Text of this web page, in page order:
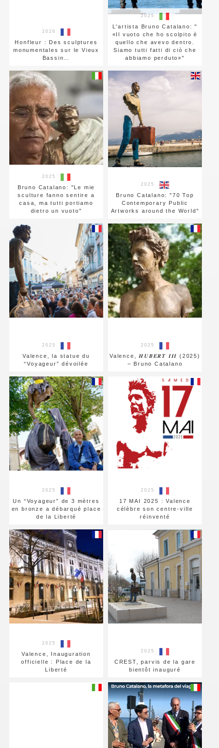
2026
Honfleur : Des sculptures
monumentales sur le Vieux
Bassin…
2025
L'artista Bruno Catalano: "
«Il vuoto che ho scolpito è
quello che avevo dentro.
Siamo tutti fatti di ciò che
abbiamo perduto»"
2025
Bruno Catalano: "Le mie
sculture fanno sentire a
casa, ma tutti portiamo
dietro un vuoto"
2025
Bruno Catalano: "70 Top
Contemporary Public
Artworks around the World"
2025
Valence, la statue du
“Voyageur” dévoilée
2025
Valence, 𝑯𝑼𝑩𝑬𝑹𝑻 𝑰𝑰𝑰 (2025)
– Bruno Catalano
2025
Un “Voyageur” de 3 mètres
en bronze a débarqué place
de la Liberté
2025
17 MAI 2025 : Valence
célèbre son centre-ville
réinventé
2025
Valence, Inauguration
officielle : Place de la
Liberté
2025
CREST, parvis de la gare
bientôt inauguré